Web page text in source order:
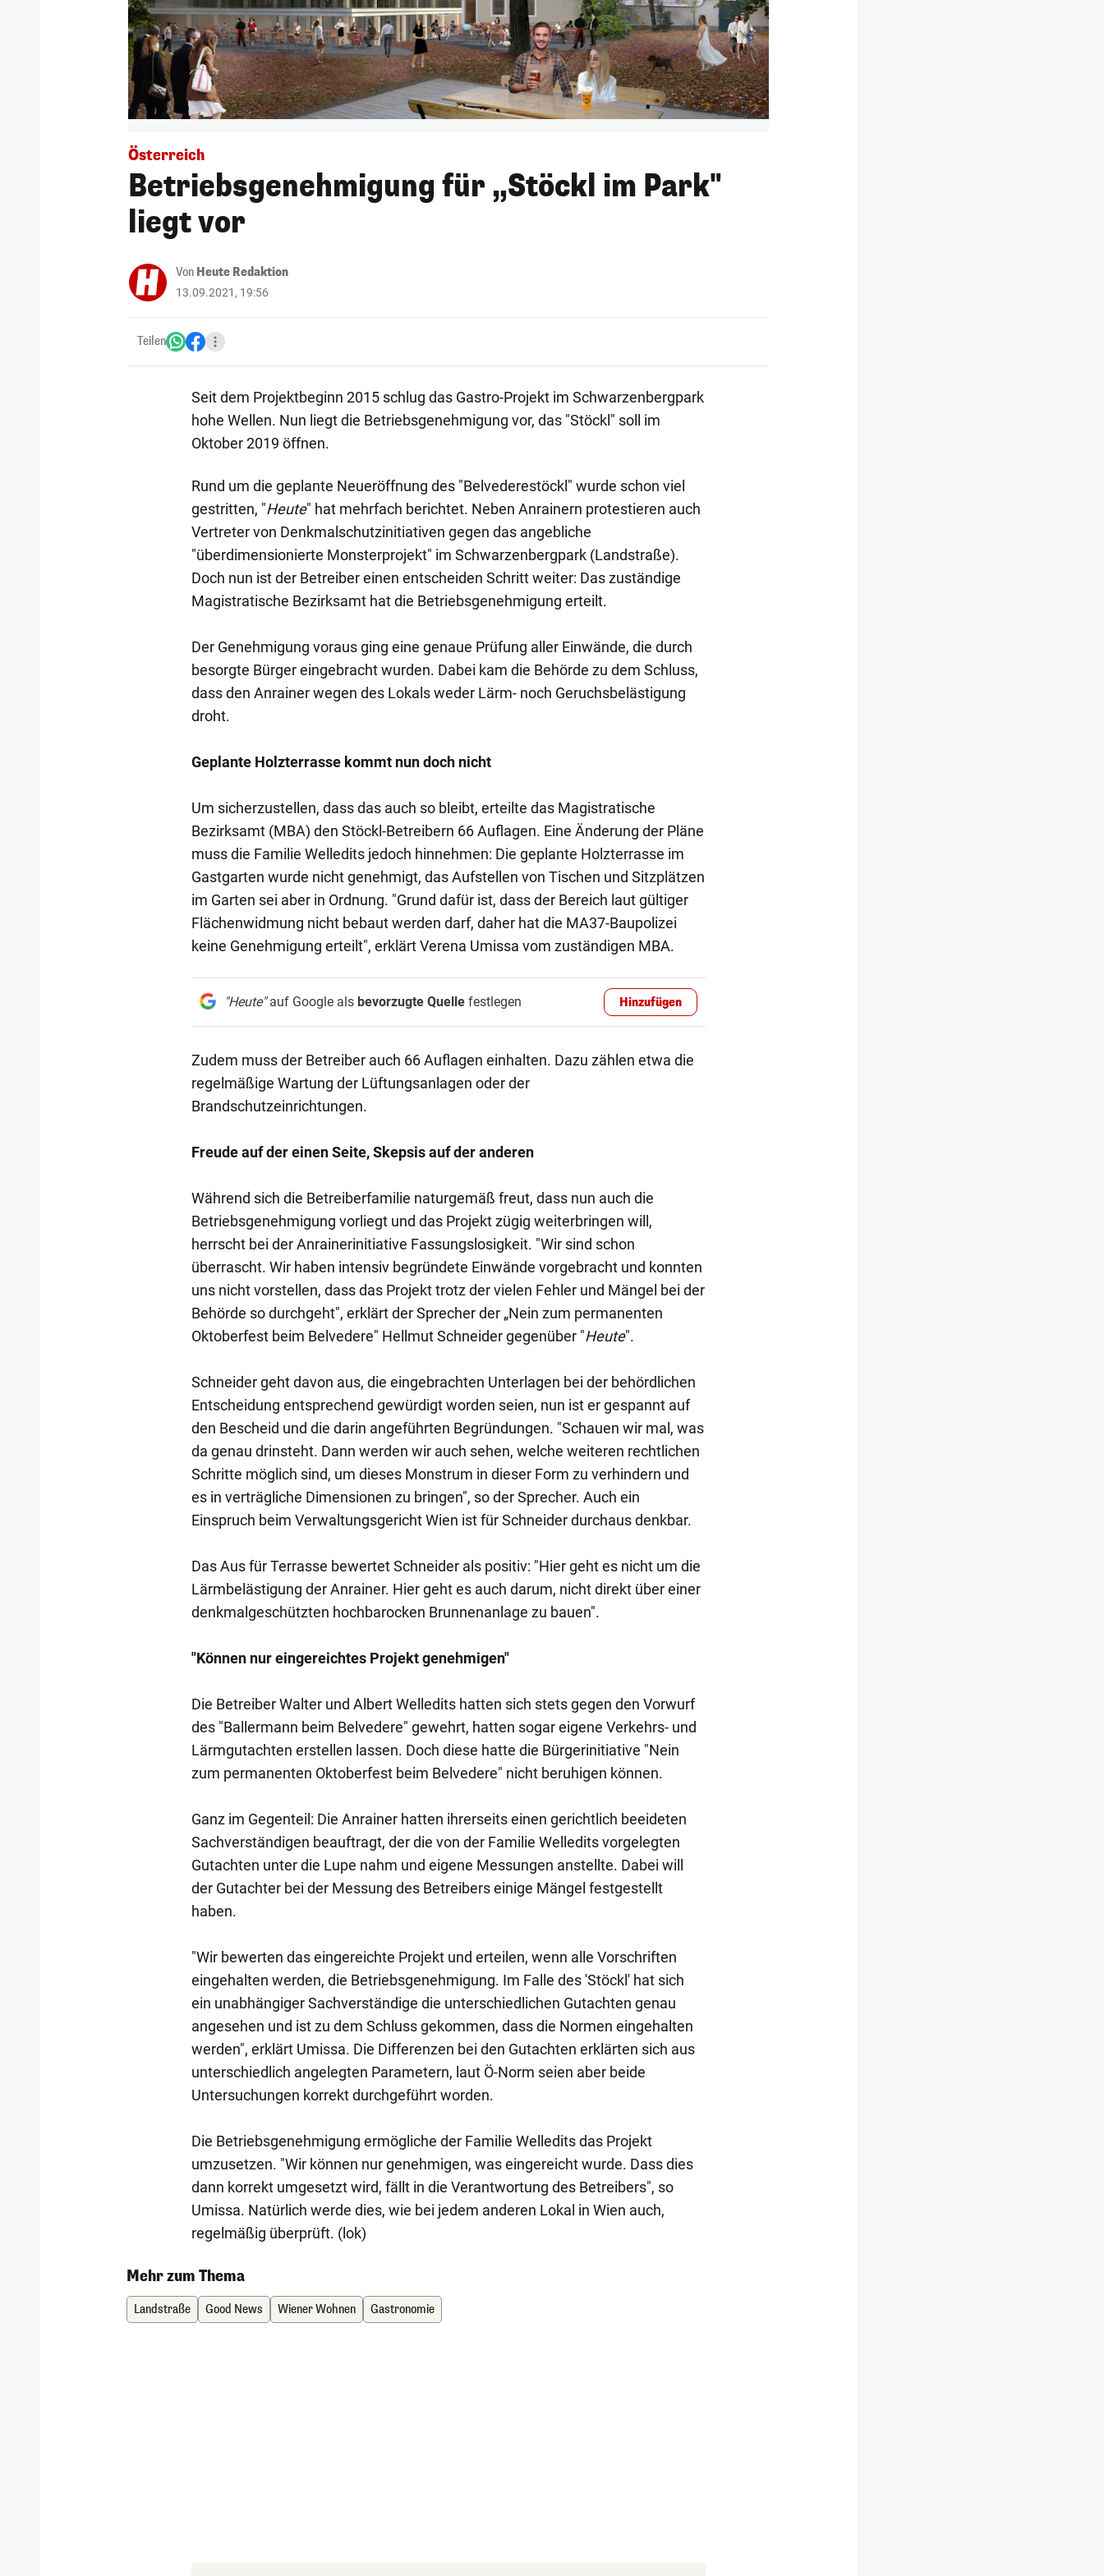
Österreich
Betriebsgenehmigung für „Stöckl im Park"
liegt vor
Von Heute Redaktion
13.09.2021, 19:56
Teilen
Seit dem Projektbeginn 2015 schlug das Gastro-Projekt im Schwarzenbergpark
hohe Wellen. Nun liegt die Betriebsgenehmigung vor, das "Stöckl" soll im
Oktober 2019 öffnen.
Rund um die geplante Neueröffnung des "Belvederestöckl" wurde schon viel
gestritten, "Heute" hat mehrfach berichtet. Neben Anrainern protestieren auch
Vertreter von Denkmalschutzinitiativen gegen das angebliche
"überdimensionierte Monsterprojekt" im Schwarzenbergpark (Landstraße).
Doch nun ist der Betreiber einen entscheiden Schritt weiter: Das zuständige
Magistratische Bezirksamt hat die Betriebsgenehmigung erteilt.
Der Genehmigung voraus ging eine genaue Prüfung aller Einwände, die durch
besorgte Bürger eingebracht wurden. Dabei kam die Behörde zu dem Schluss,
dass den Anrainer wegen des Lokals weder Lärm- noch Geruchsbelästigung
droht.
Geplante Holzterrasse kommt nun doch nicht
Um sicherzustellen, dass das auch so bleibt, erteilte das Magistratische
Bezirksamt (MBA) den Stöckl-Betreibern 66 Auflagen. Eine Änderung der Pläne
muss die Familie Welledits jedoch hinnehmen: Die geplante Holzterrasse im
Gastgarten wurde nicht genehmigt, das Aufstellen von Tischen und Sitzplätzen
im Garten sei aber in Ordnung. "Grund dafür ist, dass der Bereich laut gültiger
Flächenwidmung nicht bebaut werden darf, daher hat die MA37-Baupolizei
keine Genehmigung erteilt", erklärt Verena Umissa vom zuständigen MBA.
"Heute"auf Google als bevorzugte Quellefestlegen Hinzufügen
Zudem muss der Betreiber auch 66 Auflagen einhalten. Dazu zählen etwa die
regelmäßige Wartung der Lüftungsanlagen oder der
Brandschutzeinrichtungen.
Freude auf der einen Seite, Skepsis auf der anderen
Während sich die Betreiberfamilie naturgemäß freut, dass nun auch die
Betriebsgenehmigung vorliegt und das Projekt zügig weiterbringen will,
herrscht bei der Anrainerinitiative Fassungslosigkeit. "Wir sind schon
überrascht. Wir haben intensiv begründete Einwände vorgebracht und konnten
uns nicht vorstellen, dass das Projekt trotz der vielen Fehler und Mängel bei der
Behörde so durchgeht", erklärt der Sprecher der „Nein zum permanenten
Oktoberfest beim Belvedere" Hellmut Schneider gegenüber "Heute".
Schneider geht davon aus, die eingebrachten Unterlagen bei der behördlichen
Entscheidung entsprechend gewürdigt worden seien, nun ist er gespannt auf
den Bescheid und die darin angeführten Begründungen. "Schauen wir mal, was
da genau drinsteht. Dann werden wir auch sehen, welche weiteren rechtlichen
Schritte möglich sind, um dieses Monstrum in dieser Form zu verhindern und
es in verträgliche Dimensionen zu bringen", so der Sprecher. Auch ein
Einspruch beim Verwaltungsgericht Wien ist für Schneider durchaus denkbar.
Das Aus für Terrasse bewertet Schneider als positiv: "Hier geht es nicht um die
Lärmbelästigung der Anrainer. Hier geht es auch darum, nicht direkt über einer
denkmalgeschützten hochbarocken Brunnenanlage zu bauen".
"Können nur eingereichtes Projekt genehmigen"
Die Betreiber Walter und Albert Welledits hatten sich stets gegen den Vorwurf
des "Ballermann beim Belvedere" gewehrt, hatten sogar eigene Verkehrs- und
Lärmgutachten erstellen lassen. Doch diese hatte die Bürgerinitiative "Nein
zum permanenten Oktoberfest beim Belvedere" nicht beruhigen können.
Ganz im Gegenteil: Die Anrainer hatten ihrerseits einen gerichtlich beeideten
Sachverständigen beauftragt, der die von der Familie Welledits vorgelegten
Gutachten unter die Lupe nahm und eigene Messungen anstellte. Dabei will
der Gutachter bei der Messung des Betreibers einige Mängel festgestellt
haben.
"Wir bewerten das eingereichte Projekt und erteilen, wenn alle Vorschriften
eingehalten werden, die Betriebsgenehmigung. Im Falle des 'Stöckl' hat sich
ein unabhängiger Sachverständige die unterschiedlichen Gutachten genau
angesehen und ist zu dem Schluss gekommen, dass die Normen eingehalten
werden", erklärt Umissa. Die Differenzen bei den Gutachten erklärten sich aus
unterschiedlich angelegten Parametern, laut Ö-Norm seien aber beide
Untersuchungen korrekt durchgeführt worden.
Die Betriebsgenehmigung ermögliche der Familie Welledits das Projekt
umzusetzen. "Wir können nur genehmigen, was eingereicht wurde. Dass dies
dann korrekt umgesetzt wird, fällt in die Verantwortung des Betreibers", so
Umissa. Natürlich werde dies, wie bei jedem anderen Lokal in Wien auch,
regelmäßig überprüft. (lok)
Mehr zum Thema
Landstraße Good News Wiener Wohnen Gastronomie